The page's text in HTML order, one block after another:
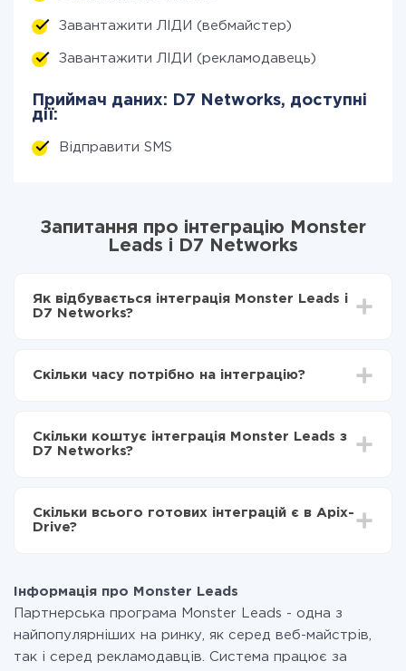
Завантажити ЛІДИ (вебмайстер)
Завантажити ЛІДИ (рекламодавець)
Приймач даних: D7 Networks, доступні
дії:
Відправити SMS
Запитання про інтеграцію Monster
Leads і D7 Networks
Як відбувається інтеграція Monster Leads і
D7 Networks?
Вибираєте які дані передавати з Monster Leads в
Тепер дані будуть автоматично передаватися з
Monster Leads в D7 Networks
Скільки часу потрібно на інтеграцію?
становити від 5-ти до 30-хвилин. У середньому
налаштування займає 10-15 хвилин.
Скільки коштує інтеграція Monster Leads з
D7 Networks?
Ви оплачуєте лише кількість даних, які за фактом
передаються з однієї вашої системи в іншу через
при необхідності. Детальніше про
Скільки всього готових інтеграцій є в Apix-
Drive?
Інформація про Monster Leads
Партнерська програма Monster Leads - одна з
найпопулярніших на ринку, як серед веб-майстрів,
так і серед рекламодавців. Система працює за